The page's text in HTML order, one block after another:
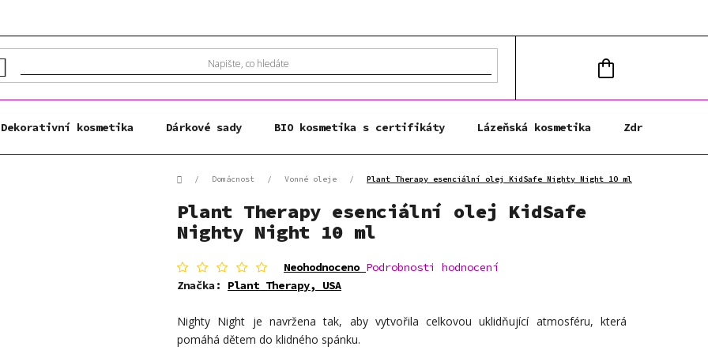
KOŠÍK
Dekorativní kosmetika Dárkové sady BIO kosmetika s certifikáty Lázeňská kosmetika Zdravá výživa
Domů/ Domácnost / Vonné oleje / Plant Therapy esenciální olej KidSafe Nighty Night 10 ml
Plant Therapy esenciální olej KidSafe
Nighty Night 10 ml
Průměrné
hodnocení
produktu
0,0
z
Neohodnoceno Podrobnosti hodnocení
Značka: Plant Therapy, USA
Nighty Night je navržena tak, aby vytvořila celkovou uklidňující atmosféru, která
pomáhá dětem do klidného spánku.